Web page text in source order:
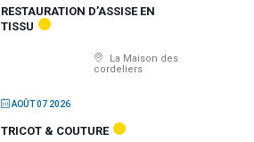
RESTAURATION D’ASSISE EN
TISSU
La Maison des
cordeliers
AOÛT 07 2026
TRICOT & COUTURE